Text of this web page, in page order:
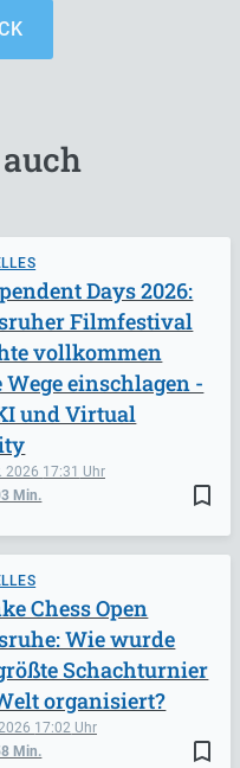
bookmark_border
2026 17:31
Min.
Days 2026:
Filmfestival
vollkommen
Wege einschlagen -
und Virtual
bookmark_border
17:02
Min.
Chess Open
Wie wurde
Schachturnier
organisiert?